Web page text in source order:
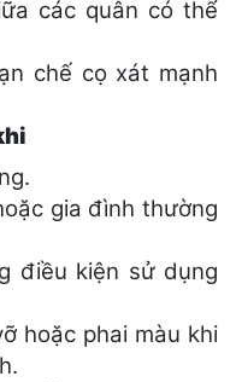
các quân có thể
chế cọ xát mạnh
gia đình thường
điều kiện sử dụng
hoặc phai màu khi